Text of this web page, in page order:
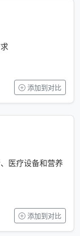
添加到对比
医疗设备和营养
添加到对比